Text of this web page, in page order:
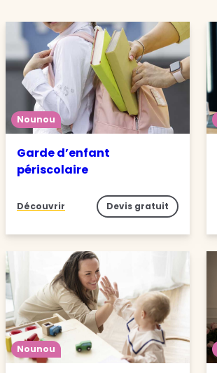
Nounou
Garde d’enfant
périscolaire
Découvrir Devis gratuit
Nounou